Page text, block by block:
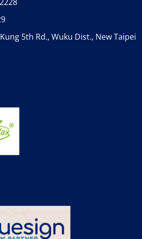
5th Rd., Wuku Dist., New Taipei